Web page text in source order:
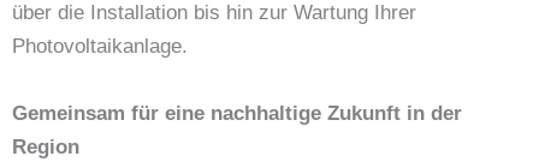
über die Installation bis hin zur Wartung Ihrer
Photovoltaikanlage.
Gemeinsam für eine nachhaltige Zukunft in der
Region